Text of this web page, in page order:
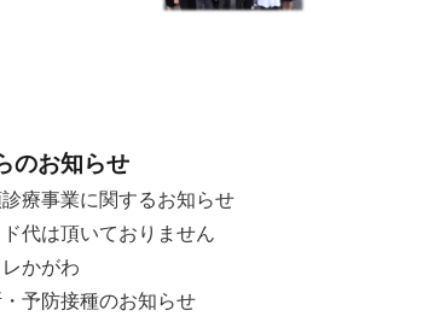
のお知らせ
療事業に関するお知らせ
代は頂いておりません
かがわ
予防接種のお知らせ